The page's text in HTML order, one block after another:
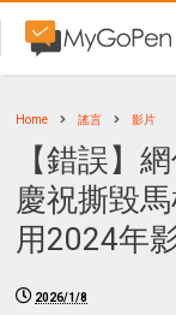
Home 謠言 影片
【錯誤】
慶祝撕毀
用2024年
2026/1/8